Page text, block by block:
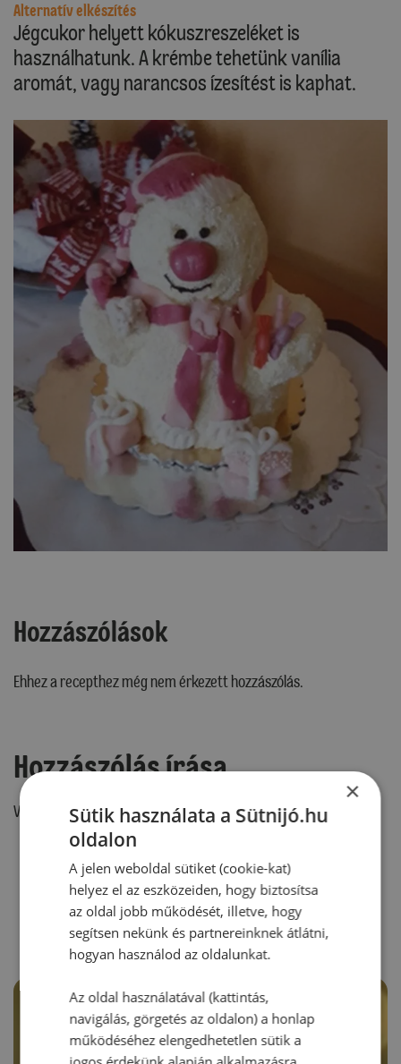
Alternatív elkészítés
Jégcukor helyett kókuszreszeléket is
használhatunk. A krémbe tehetünk vanília
aromát, vagy narancsos ízesítést is kaphat.
Hozzászólások
Ehhez a recepthez még nem érkezett hozzászólás.
Hozzászólás írása
Vélemény írásához, kérjük,jelentkezz be!
RECEPTAJÁNLÓ
×
Sütik használata a Sütnijó.hu
oldalon
A jelen weboldal sütiket (cookie-kat)
helyez el az eszközeiden, hogy biztosítsa
az oldal jobb működését, illetve, hogy
segítsen nekünk és partnereinknek átlátni,
hogyan használod az oldalunkat.
Az oldal használatával (kattintás,
navigálás, görgetés az oldalon) a honlap
működéséhez elengedhetetlen sütik a